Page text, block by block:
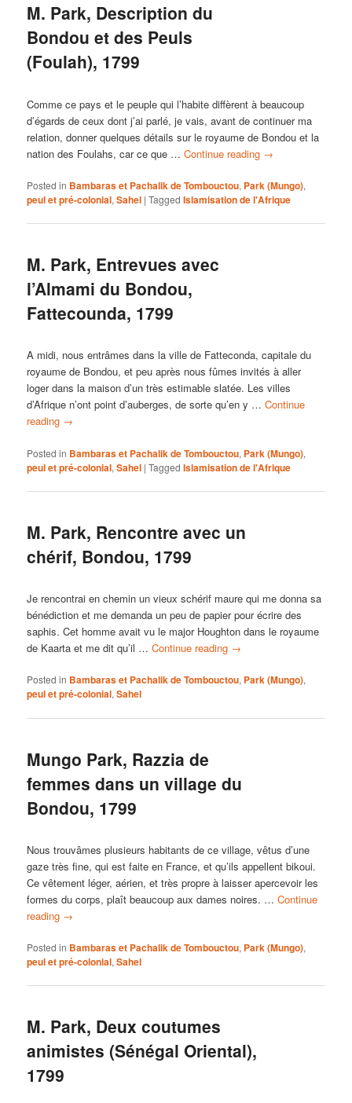
M. Park, Description du
Bondou et des Peuls
(Foulah), 1799
Comme ce pays et le peuple qui l’habite diffèrent à beaucoup
d’égards de ceux dont j’ai parlé, je vais, avant de continuer ma
relation, donner quelques détails sur le royaume de Bondou et la
nation des Foulahs, car ce que …Continue reading →
Posted in Bambaras et Pachalik de Tombouctou, Park (Mungo),
peul et pré-colonial,Sahel |Tagged Islamisation de l'Afrique
M. Park, Entrevues avec
l’Almami du Bondou,
Fattecounda, 1799
A midi, nous entrâmes dans la ville de Fatteconda, capitale du
royaume de Bondou, et peu après nous fûmes invités à aller
loger dans la maison d’un très estimable slatée. Les villes
d’Afrique n’ont point d’auberges, de sorte qu’en y …Continue
reading →
Posted in Bambaras et Pachalik de Tombouctou, Park (Mungo),
peul et pré-colonial,Sahel |Tagged Islamisation de l'Afrique
M. Park, Rencontre avec un
chérif, Bondou, 1799
Je rencontrai en chemin un vieux schérif maure qui me donna sa
bénédiction et me demanda un peu de papier pour écrire des
saphis. Cet homme avait vu le major Houghton dans le royaume
de Kaarta et me dit qu’il …Continue reading →
Posted in Bambaras et Pachalik de Tombouctou, Park (Mungo),
peul et pré-colonial,Sahel
Mungo Park, Razzia de
femmes dans un village du
Bondou, 1799
Nous trouvâmes plusieurs habitants de ce village, vêtus d’une
gaze très fine, qui est faite en France, et qu’ils appellent bikoui.
Ce vêtement léger, aérien, et très propre à laisser apercevoir les
formes du corps, plaît beaucoup aux dames noires. …Continue
reading →
Posted in Bambaras et Pachalik de Tombouctou, Park (Mungo),
peul et pré-colonial,Sahel
M. Park, Deux coutumes
animistes (Sénégal Oriental),
1799